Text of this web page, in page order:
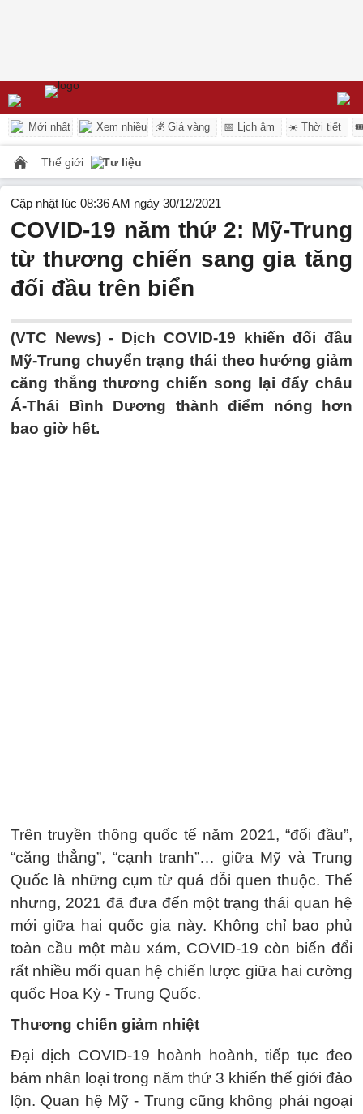
Mới nhất Xem nhiều 💰 Giá vàng 📅 Lịch âm ☀️ Thời tiết
Thế giới Tư liệu
Cập nhật lúc 08:36 AM ngày 30/12/2021
COVID-19 năm thứ 2: Mỹ-Trung
từ thương chiến sang gia tăng
đối đầu trên biển
(VTC News) - Dịch COVID-19 khiến đối đầu
Mỹ-Trung chuyển trạng thái theo hướng giảm
căng thẳng thương chiến song lại đẩy châu
Á-Thái Bình Dương thành điểm nóng hơn
bao giờ hết.
Trên truyền thông quốc tế năm 2021, “đối đầu”,
“căng thẳng”, “cạnh tranh”… giữa Mỹ và Trung
Quốc là những cụm từ quá đỗi quen thuộc. Thế
nhưng, 2021 đã đưa đến một trạng thái quan hệ
mới giữa hai quốc gia này. Không chỉ bao phủ
toàn cầu một màu xám, COVID-19 còn biến đổi
rất nhiều mối quan hệ chiến lược giữa hai cường
quốc Hoa Kỳ - Trung Quốc.
Thương chiến giảm nhiệt
Đại dịch COVID-19 hoành hoành, tiếp tục đeo
bám nhân loại trong năm thứ 3 khiến thế giới đảo
lộn. Quan hệ Mỹ - Trung cũng không phải ngoại